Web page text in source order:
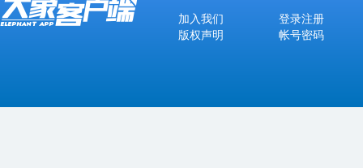
加入我们
版权声明
登录注册
帐号密码